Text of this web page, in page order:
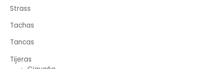
Strass
Tachas
Tancas
Tijeras